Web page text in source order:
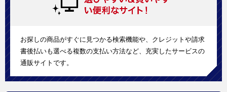
お探しの商品がすぐに見つかる検索機能や、クレジットや請求
書後払いも選べる複数の支払い方法など、充実したサービスの
通販サイトです。